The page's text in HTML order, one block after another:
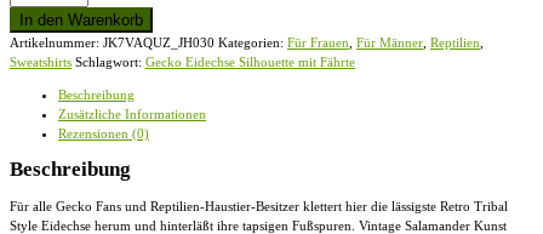
Eidechse
Silhouette
mit
Fährte
In den Warenkorb
Artikelnummer: JK7VAQUZ_JH030 Kategorien: Für Frauen Für Männer Reptilien
Sweatshirts Schlagwort: Gecko Eidechse Silhouette mit Fährte
Beschreibung
Zusätzliche Informationen
Rezensionen (0)
Beschreibung
Für alle Gecko Fans und Reptilien-Haustier-Besitzer klettert hier die lässigste Retro Tribal
Style Eidechse herum und hinterläßt ihre tapsigen Fußspuren. Vintage Salamander Kunst